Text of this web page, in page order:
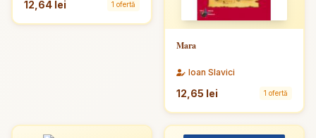
12,64 lei 1 ofertă
Mara
Ioan Slavici
12,65 lei 1 ofertă